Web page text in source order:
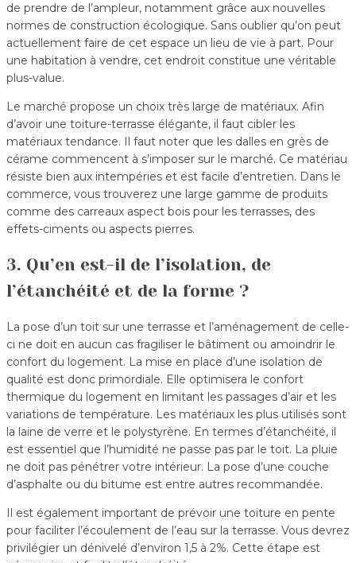
de prendre de l’ampleur, notamment grâce aux nouvelles
normes de construction écologique. Sans oublier qu’on peut
actuellement faire de cet espace un lieu de vie à part. Pour
une habitation à vendre, cet endroit constitue une véritable
plus-value.
Le marché propose un choix très large de matériaux. Afin
d’avoir une toiture-terrasse élégante, il faut cibler les
matériaux tendance. Il faut noter que les dalles en grès de
cérame commencent à s’imposer sur le marché. Ce matériau
résiste bien aux intempéries et est facile d’entretien. Dans le
commerce, vous trouverez une large gamme de produits
comme des carreaux aspect bois pour les terrasses, des
effets-ciments ou aspects pierres.
3. Qu’en est-il de l’isolation, de
l’étanchéité et de la forme ?
La pose d’un toit sur une terrasse et l’aménagement de celle-
ci ne doit en aucun cas fragiliser le bâtiment ou amoindrir le
confort du logement. La mise en place d’une isolation de
qualité est donc primordiale. Elle optimisera le confort
thermique du logement en limitant les passages d’air et les
variations de température. Les matériaux les plus utilisés sont
la laine de verre et le polystyrène. En termes d’étanchéité, il
est essentiel que l’humidité ne passe pas par le toit. La pluie
ne doit pas pénétrer votre intérieur. La pose d’une couche
d’asphalte ou du bitume est entre autres recommandée.
Il est également important de prévoir une toiture en pente
pour faciliter l’écoulement de l’eau sur la terrasse. Vous devrez
privilégier un dénivelé d’environ 1,5 à 2%. Cette étape est